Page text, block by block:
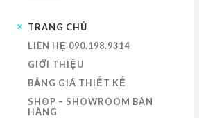
TRANG CHỦ
LIÊN HỆ 090.198.9314
GIỚI THIỆU
BẢNG GIÁ THIẾT KẾ
SHOP – SHOWROOM BÁN
HÀNG